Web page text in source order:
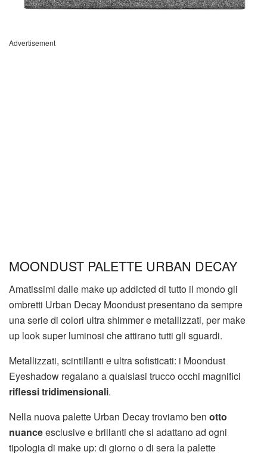
Advertisement
MOONDUST PALETTE URBAN DECAY
Amatissimi dalle make up addicted di tutto il mondo gli
ombretti Urban Decay Moondust presentano da sempre
una serie di colori ultra shimmer e metallizzati, per make
up look super luminosi che attirano tutti gli sguardi.
Metallizzati, scintillanti e ultra sofisticati: i Moondust
Eyeshadow regalano a qualsiasi trucco occhi magnifici
riflessi tridimensionali.
Nella nuova palette Urban Decay troviamo ben otto
nuanceesclusive e brillanti che si adattano ad ogni
tipologia di make up: di giorno o di sera la palette